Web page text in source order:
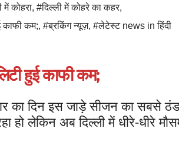
में कोहरा, #दिल्ली में कोहरे का कहर,
काफी कम;, #ब्रकिंग न्यूज़, #लेटेस्ट news in हिंदी
हुई काफी कम;
का दिन इस जाड़े सीजन का सबसे
हो लेकिन अब दिल्ली में धीरे-धीरे